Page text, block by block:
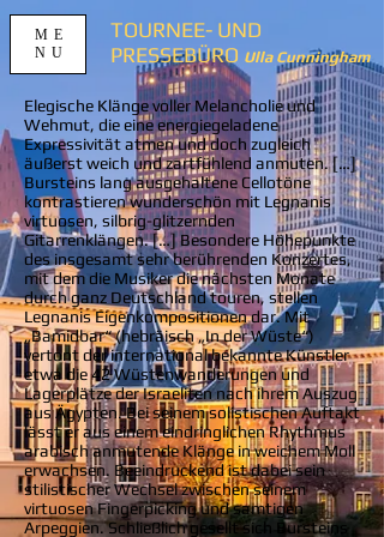
TOURNEE- UND
PRESSEBÜRO Ulla Cunningham
ME
NU
Elegische Klänge voller Melancholie und
Wehmut, die eine energiegeladene
Expressivität atmen und doch zugleich
äußerst weich und zartfühlend anmuten. […]
Bursteins lang ausgehaltene Cellotöne
kontrastieren wunderschön mit Legnanis
virtuosen, silbrig-glitzernden
Gitarrenklängen. […] Besondere Höhepunkte
des insgesamt sehr berührenden Konzertes,
mit dem die Musiker die nächsten Monate
durch ganz Deutschland touren, stellen
Legnanis Eigenkompositionen dar. Mit
„Bamidbar“ (hebräisch „In der Wüste“)
vertont der international bekannte Künstler
etwa die 42 Wüstenwanderungen und
Lagerplätze der Israeliten nach ihrem Auszug
aus Ägypten. Bei seinem solistischen Auftakt
lässt er aus einem eindringlichen Rhythmus
arabisch anmutende Klänge in weichem Moll
erwachsen. Beeindruckend ist dabei sein
stilistischer Wechsel zwischen seinem
virtuosen Fingerpicking und samtigen
Arpeggien. Schließlich gesellt sich Bursteins